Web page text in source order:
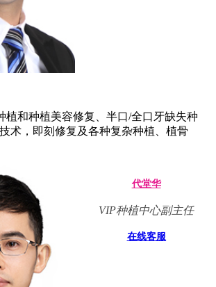
植和种植美容修复、半口/全口牙缺失种
术，即刻修复及各种复杂种植、植骨
代堂华
VIP种植中心副主任
在线客服